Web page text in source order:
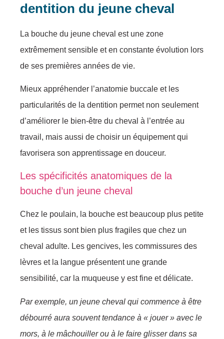
dentition du jeune cheval
La bouche du jeune cheval est une zone
extrêmement sensible et en constante évolution lors
de ses premières années de vie.
Mieux appréhender l’anatomie buccale et les
particularités de la dentition permet non seulement
d’améliorer le bien-être du cheval à l’entrée au
travail, mais aussi de choisir un équipement qui
favorisera son apprentissage en douceur.
Les spécificités anatomiques de la
bouche d’un jeune cheval
Chez le poulain, la bouche est beaucoup plus petite
et les tissus sont bien plus fragiles que chez un
cheval adulte. Les gencives, les commissures des
lèvres et la langue présentent une grande
sensibilité, car la muqueuse y est fine et délicate.
Par exemple, un jeune cheval qui commence à être
débourré aura souvent tendance à « jouer » avec le
mors, à le mâchouiller ou à le faire glisser dans sa